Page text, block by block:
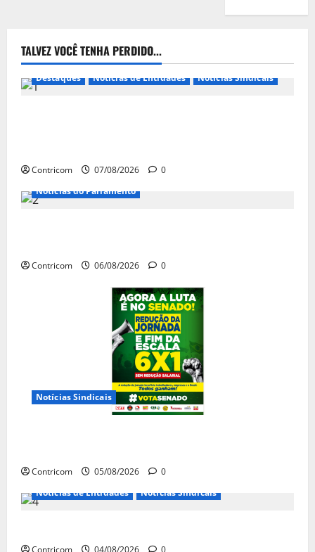
TALVEZ VOCÊ TENHA PERDIDO...
Destaques Notícias de Entidades Notícias Sindicais
Contricom 07/08/2026
0
Notícias do Parlamento
Contricom 06/08/2026 0
Notícias Sindicais
Contricom 05/08/2026
0
Notícias de Entidades
Notícias Sindicais